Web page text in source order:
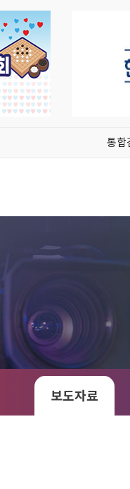
통합
보도자료